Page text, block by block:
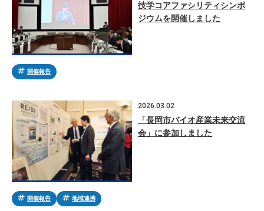
技学コアファシリティシンポ
ジウムを開催しました
tag 開催報告
2026.03.02
「長岡市バイオ産業未来交流
会」に参加しました
tag 開催報告 tag 地域連携